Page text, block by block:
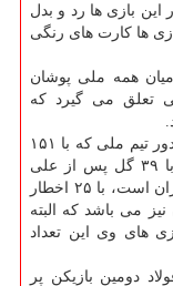
این بازی ها رد و بدل
ها كارت های رنگی
همه ملی پوشان
تعلق می گیرد كه
جواد نكونام هافبك دفاعی سال های نه چندان دور تیم ملی كه با ۱۵۱
بازی ملی دارای بیشترین تعداد بازی ملی و با ۳۹ گل پس از علی
دایی و كریم باقری سومین گلزن برتر ملی ایران است، با ۲۵ اخطار
می باشد كه البته
های وی این تعداد
دومین بازیكن پر